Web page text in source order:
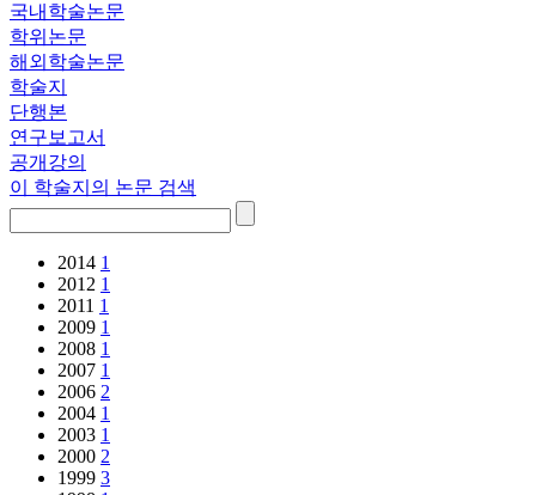
국내학술논문
학위논문
해외학술논문
학술지
단행본
연구보고서
공개강의
이 학술지의 논문 검색
2014 1
2012 1
2011 1
2009 1
2008 1
2007 1
2006 2
2004 1
2003 1
2000 2
1999 3